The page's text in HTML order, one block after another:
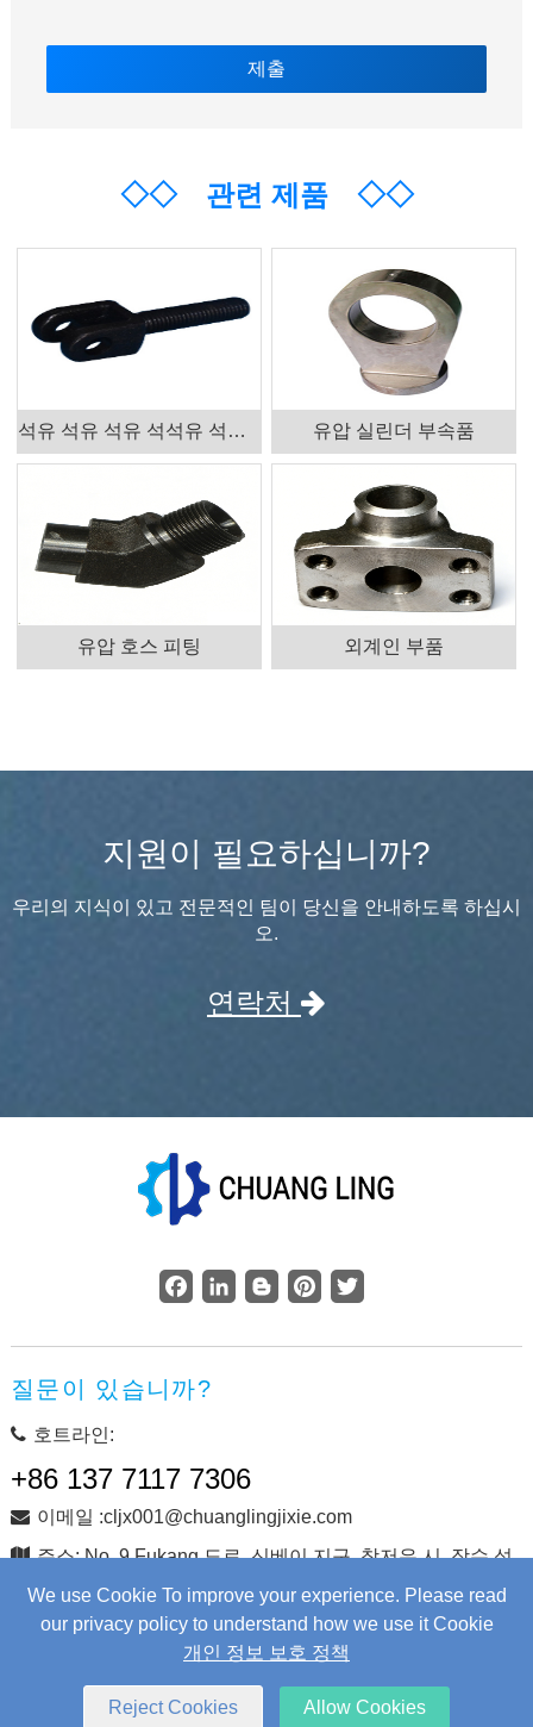
We use Cookie To improve your experience. Please read
our privacy policy to understand how we use it Cookie
개인 정보 보호 정책
Reject Cookies Allow Cookies
◇◇관련 제품 ◇◇
석유 석유 석유 석석유 석석유 석석석유 석석석유 석석석유 벨브 액세서리 제품 유압 실린더 부속품
유압 호스 피팅 외계인 부품
지원이 필요하십니까?
우리의 지식이 있고 전문적인 팀이 당신을 안내하도록 하십시
오.
연락처
Facebook
LinkedInBloggerPinterestTwitter
질문이 있습니까?
호트라인:
+86 137 7117 7306
이메일 :cljx001@chuanglingjixie.com
주소: No. 9 Fukang 도로, 신베이 지구, 창저우 시, 장수 성,
중국
유.
Web Developmentby Wangke
사이트지도